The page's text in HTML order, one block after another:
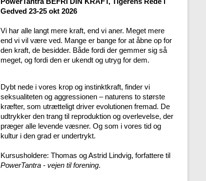
Gedved 23-25 okt 2026
Vi har alle langt mere kraft, end vi aner. Meget mere
end vi vil være ved. Mange er bange for at åbne op for
den kraft, de besidder. Både fordi der gemmer sig så
meget, og fordi den er ukendt og utryg for dem.
Dybt nede i vores krop og instinktkraft, finder vi
seksualiteten og aggressionen – naturens to største
kræfter, som utrætteligt driver evolutionen fremad. De
udtrykker den trang til reproduktion og overlevelse, der
præger alle levende væsner. Og som i vores tid og
kultur i den grad er undertrykt.
Kursusholdere: Thomas og Astrid Lindvig, forfattere til
PowerTantra - vejen til forening.